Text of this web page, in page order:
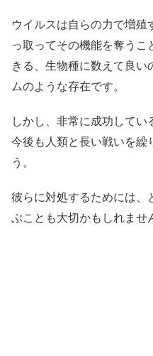
ウイルスは自らの力で増
っ取ってその機能を奪う
きる、生物種に数えて良い
ムのような存在です。
しかし、非常に成功してい
今後も人類と長い戦いを繰
う。
彼らに対処するためには、
ぶことも大切かもしれませ